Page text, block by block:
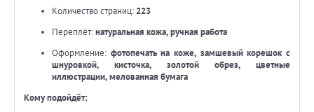
Количество страниц: 223
Переплёт:натуральная кожа, ручная работа
Оформление: фотопечать на коже, замшевый корешок с
шнуровкой, кисточка, золотой обрез, цветные
иллюстрации, мелованная бумага
Кому подойдёт: